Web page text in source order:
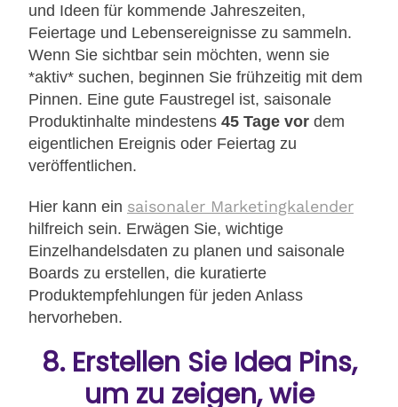
und Ideen für kommende Jahreszeiten,
Feiertage und Lebensereignisse zu sammeln.
Wenn Sie sichtbar sein möchten, wenn sie
*aktiv* suchen, beginnen Sie frühzeitig mit dem
Pinnen. Eine gute Faustregel ist, saisonale
Produktinhalte mindestens 45 Tage vor dem
eigentlichen Ereignis oder Feiertag zu
veröffentlichen.
Hier kann ein saisonaler Marketingkalender
hilfreich sein. Erwägen Sie, wichtige
Einzelhandelsdaten zu planen und saisonale
Boards zu erstellen, die kuratierte
Produktempfehlungen für jeden Anlass
hervorheben.
8. Erstellen Sie Idea Pins,
um zu zeigen, wie